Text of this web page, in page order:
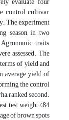
control cultivar,
The experiment
season in two
traits,
assessed. The
of yield and
average yield of
the control
ranked second.
test weight (84
of brown spots